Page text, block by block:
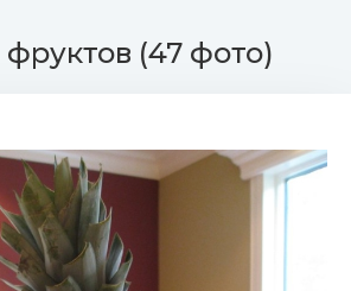
(47 фото)